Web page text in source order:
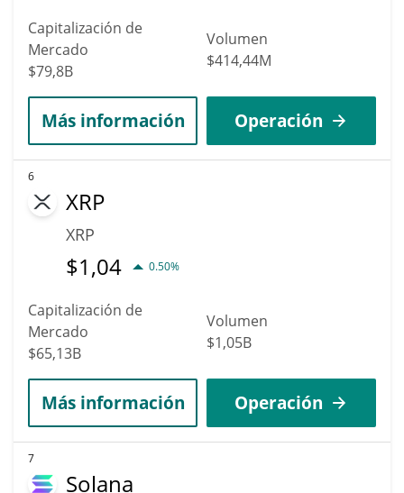
Capitalización de
Mercado
$79,8B
Volumen
$414,44M
Más información Operación
6
XRP
XRP
$1,04 0.50%
Capitalización de
Mercado
$65,13B
Volumen
$1,05B
Más información Operación
7
Solana